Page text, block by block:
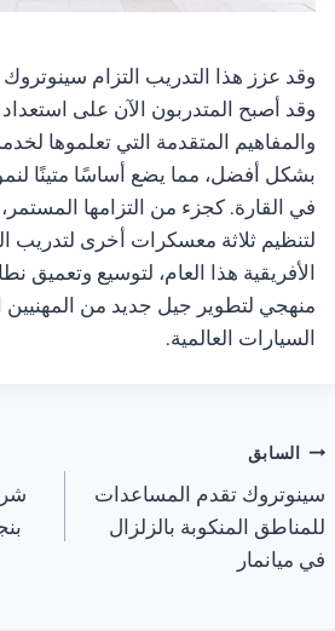
وقد عزز هذا التدريب التزام
وقد أصبح المتدربون الآن على استعداد
والمفاهيم المتقدمة التي تعلموها
بشكل أفضل، مما يضع أساسًا متينًا
في القارة. كجزء من التزامها
لتنظيم ثلاثة معسكرات أخرى لتدريب
الأفريقية هذا العام، لتوسيع وتعميق
منهجي لتطوير جيل جديد من المهنيين
السيارات العالمية.
تصفّح
المقالات
السابق
سينوتروك تقدم المساعدات
للمناطق المنكوبة بالزلزال
في ميانمار